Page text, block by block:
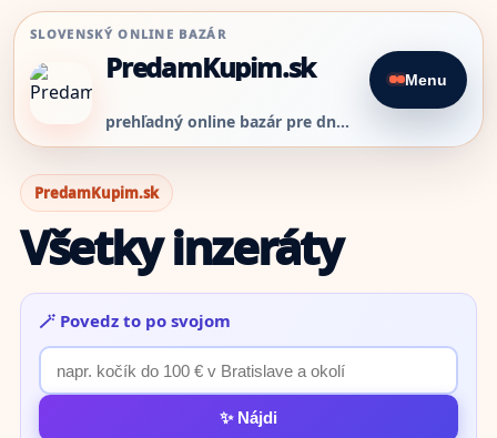
SLOVENSKÝ ONLINE BAZÁR
PredamKupim.sk
prehľadný online bazár pre dnešný predaj
Menu
PredamKupim.sk
Všetky inzeráty
🪄 Povedz to po svojom
✨ Nájdi